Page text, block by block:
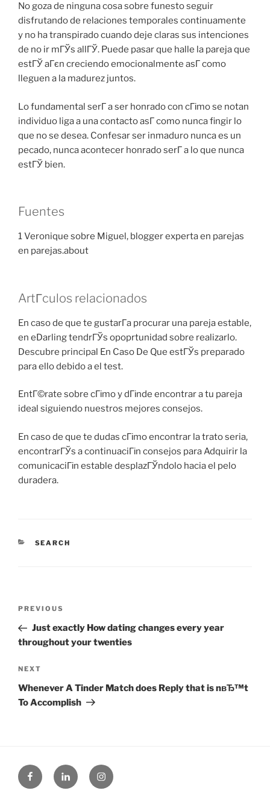
No goza de ninguna cosa sobre funesto seguir
disfrutando de relaciones temporales continuamente
y no ha transpirado cuando deje claras sus intenciones
de no ir mГЎs allГЎ. Puede pasar que halle la pareja que
estГЎ aГєn creciendo emocionalmente asГ­ como
lleguen a la madurez juntos.
Lo fundamental serГ­ a ser honrado con cГіmo se notan
individuo liga a una contacto asГ­ como nunca fingir lo
que no se desea. Confesar ser inmaduro nunca es un
pecado, nunca acontecer honrado serГ­ a lo que nunca
estГЎ bien.
Fuentes
1 Veronique sobre Miguel, blogger experta en parejas
en parejas.about
ArtГ­culos relacionados
En caso de que te gustarГ­a procurar una pareja estable,
en eDarling tendrГЎs opoprtunidad sobre realizarlo.
Descubre principal En Caso De Que estГЎs preparado
para ello debido a el test.
EntГ©rate sobre cГіmo y dГіnde encontrar a tu pareja
ideal siguiendo nuestros mejores consejos.
En caso de que te dudas cГіmo encontrar la trato seria,
encontrarГЎs a continuaciГіn consejos para Adquirir la
comunicaciГіn estable desplazГЎndolo hacia el pelo
duradera.
CATEGORIES
SEARCH
Previous
Post
PREVIOUS
Just exactly How dating changes every year
throughout your twenties
Next
Post
NEXT
Whenever A Tinder Match does Reply that is nвЂ™t
To Accomplish
FacebookLinked
in
Instagram